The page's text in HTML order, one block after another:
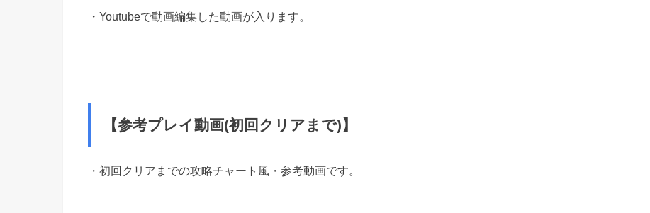
・Youtubeで動画編集した動画が入ります。
【参考プレイ動画(初回クリアまで)】
・初回クリアまでの攻略チャート風・参考動画です。